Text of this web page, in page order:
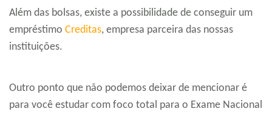
Além das bolsas, existe a possibilidade de conseguir um
empréstimo Creditas, empresa parceira das nossas
instituições.
Outro ponto que não podemos deixar de mencionar é
para você estudar com foco total para o Exame Nacional